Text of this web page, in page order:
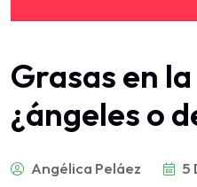
Grasas en
¿ángeles o
Angélica Peláez 5